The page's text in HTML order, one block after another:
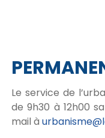
Le service de
de 9h30 à 12h00
mail à